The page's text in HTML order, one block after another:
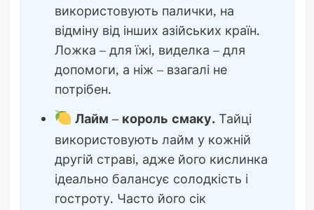
використовують палички, на
відміну від інших азійських країн.
Ложка – для їжі, виделка – для
допомоги, а ніж – взагалі не
потрібен.
Лайм – король смаку. Тайці
використовують лайм у кожній
другій страві, адже його кислинка
ідеально балансує солодкість і
гостроту. Часто його сік